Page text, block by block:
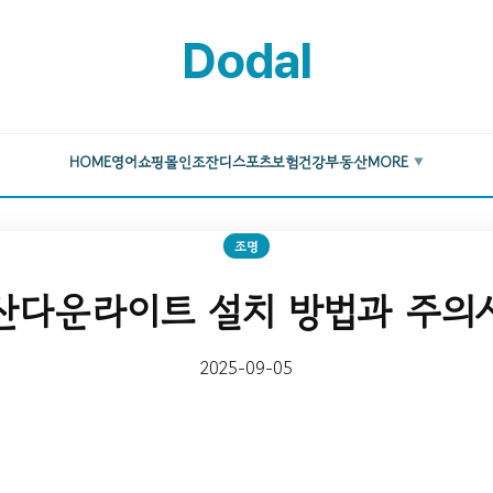
Dodal
HOME영어쇼핑몰인조잔디스포츠보험건강부동산MORE ▼
조명
다운라이트 설치 방법과 주의
2025-09-05